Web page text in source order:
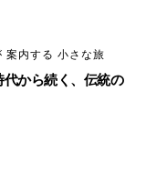
案内する 小さな旅
から続く、伝統の